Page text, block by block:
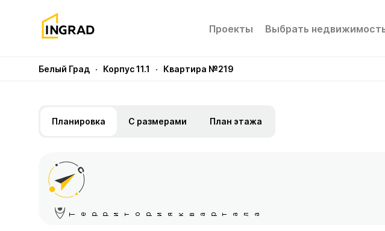
Проекты Выбрать
Белый Град · Корпус 11.1 · Квартира №219
Планировка С размерами План этажа
Территория квартала